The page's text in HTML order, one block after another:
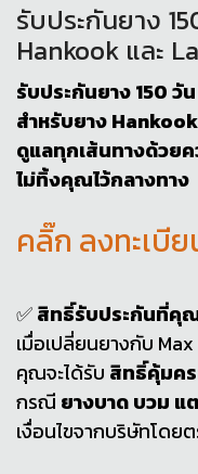
รับประกันยาง
Hankook และ
รับประกันยาง 150 วัน
สำหรับยาง
ดูแลทุกเส้นทางด้วยค
ไม่ทิ้งคุณไว้กลางทาง
คลิ๊ก ลงทะเบี
✅สิทธิ์รับประกันที่คุณ
เมื่อเปลี่ยนยางกับ
คุณจะได้รับ สิทธิ์คุ้มค
กรณี ยางบาด บวม แ
เงื่อนไขจากบริษัทโดย